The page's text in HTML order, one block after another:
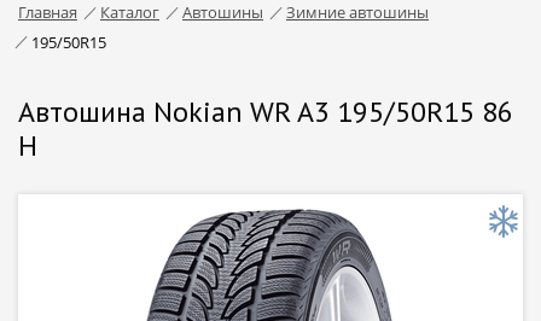
Главная Каталог Автошины
Зимние автошины
195/50R15
Автошина Nokian WR A3 195/50R15 86
H